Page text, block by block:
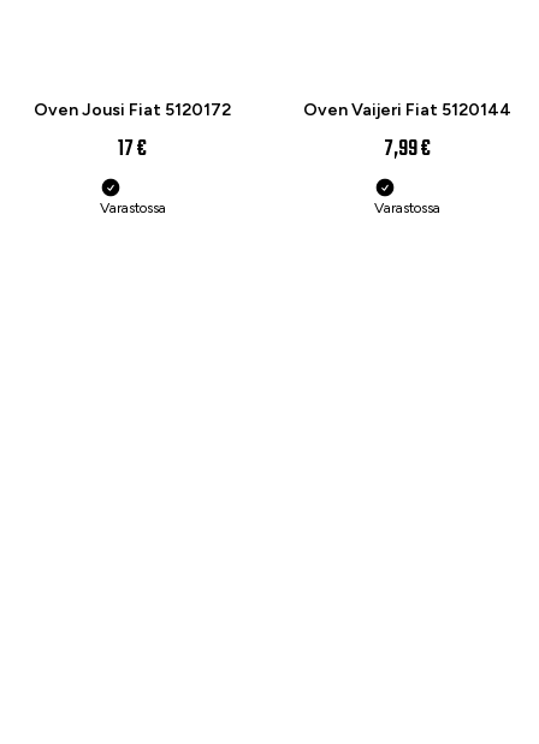
Oven Jousi Fiat 5120172
17 €
Varastossa
Oven Vaijeri Fiat 5120144
7,99 €
Varastossa